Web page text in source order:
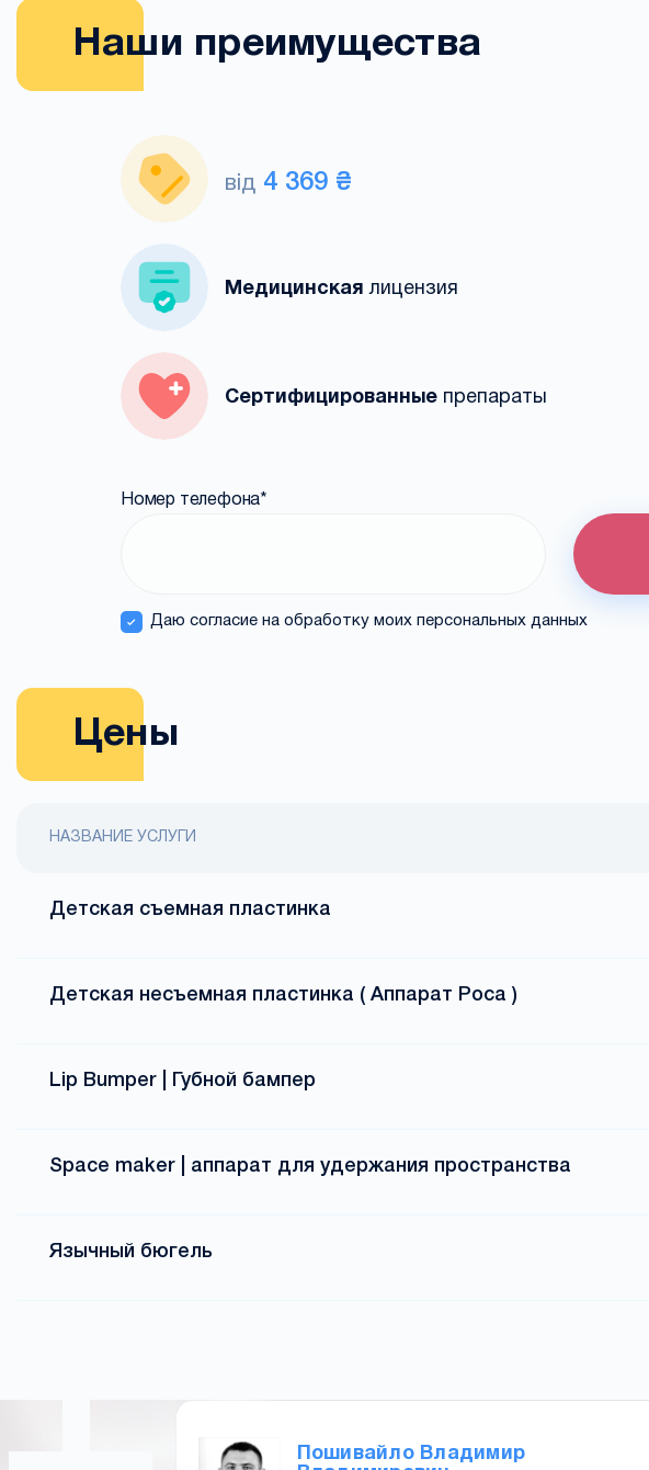
Наши преимущества
від 4 369 ₴
Медицинскаялицензия
Сертифицированные препараты
Номер телефона*
Даю согласие на обработку моих персональных данных
Цены
НАЗВАНИЕ УСЛУГИ
Детская съемная пластинка
Детская несъемная пластинка ( Аппарат Роса )
Lip Bumper | Губной бампер
Space maker | аппарат для удержания пространства
Язычный бюгель
Пошивайло Владимир